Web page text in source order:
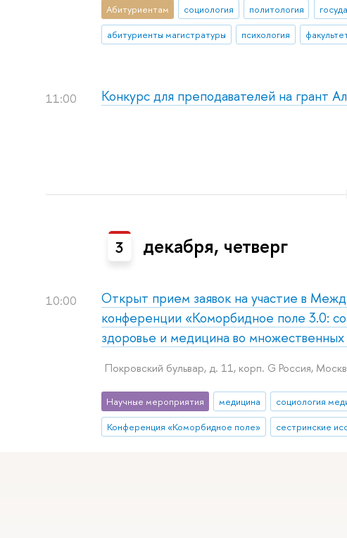
Абитуриентам социология политология
абитуриенты магистратуры
психология
11:00 Конкурс для преподавателей на грант
3 декабря, четверг
10:00
Открыт прием заявок на участие в
конференции «Коморбидное поле 3.0:
здоровье и медицина во множественных
Покровский бульвар, д. 11, корп. G Россия,
Научные мероприятия медицина социология
Конференция «Коморбидное поле»
сестринские